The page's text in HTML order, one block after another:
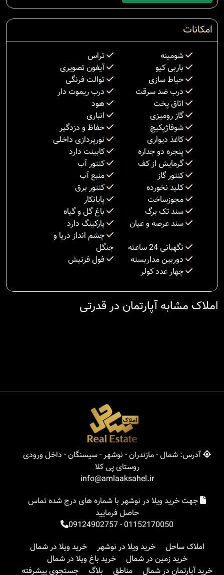
امکانات
شومینه
تراس
باربی کیو
آیفون تصویری
حیاط سازی
توالت فرنگی
درب ضد سرقت
درب ریموت دار
اتاق پخت
هود
گاز رومیزی
انباری
شوفاژپکیچ
حفاظ و دزدگیر
کاغذ دیواری
نورپردازی داخلی
پنجره دو جداره
کابینت دارد
گرمایش از کف
کنتور آب
کنتور گاز
منبع آب
کلید نخورده
کنتور برق
مجوزساخت
پایانکار
سند تک برگ
باغ گل و گیاه
سند عرصه و عیان
پارکینگ دارد
نگهبانی 24 ساعته
چشم انداز دریا و
جنگل
دوربین مداربسته
فول فرنیش
چهار عدد کولر
املاک مشابه آپارتمان در قدرتی
آدرس: شمال - مازندران - نوشهر - سیسنگان - داخل ورودی
روستای پی کلا
info@amlaaksahel.ir
جهت خرید ویلا در نوشهر با شماره های درج شده تماس
حاصل فرمایید
01152170050
-
09124902757
املاک ساحل
خرید ویلا در نوشهر
خرید ویلا در شمال
خرید زمین در شمال
خرید باغ ویلا در شمال
خرید آپارتمان در شمال
مناطق بلاگ جستجوی پیشرفته